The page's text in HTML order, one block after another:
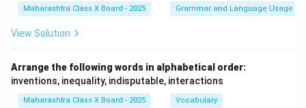
Maharashtra Class X Board - 2025 Grammar and Language Usage
View Solution
Arrange the following words in alphabetical order:
inventions, inequality, indisputable, interactions
Maharashtra Class X Board - 2025 Vocabulary